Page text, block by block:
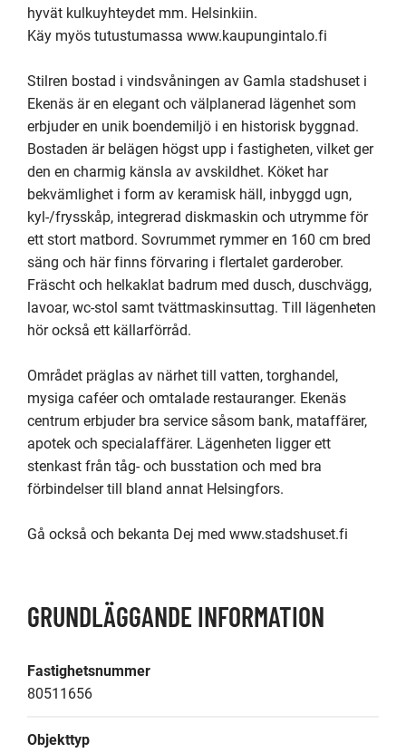
hyvät kulkuyhteydet mm. Helsinkiin.
Käy myös tutustumassa www.kaupungintalo.fi
Stilren bostad i vindsvåningen av Gamla stadshuset i
Ekenäs är en elegant och välplanerad lägenhet som
erbjuder en unik boendemiljö i en historisk byggnad.
Bostaden är belägen högst upp i fastigheten, vilket ger
den en charmig känsla av avskildhet. Köket har
bekvämlighet i form av keramisk häll, inbyggd ugn,
kyl-/frysskåp, integrerad diskmaskin och utrymme för
ett stort matbord. Sovrummet rymmer en 160 cm bred
säng och här finns förvaring i flertalet garderober.
Fräscht och helkaklat badrum med dusch, duschvägg,
lavoar, wc-stol samt tvättmaskinsuttag. Till lägenheten
hör också ett källarförråd.
Området präglas av närhet till vatten, torghandel,
mysiga caféer och omtalade restauranger. Ekenäs
centrum erbjuder bra service såsom bank, mataffärer,
apotek och specialaffärer. Lägenheten ligger ett
stenkast från tåg- och busstation och med bra
förbindelser till bland annat Helsingfors.
Gå också och bekanta Dej med www.stadshuset.fi
GRUNDLÄGGANDE INFORMATION
Fastighetsnummer
80511656
Objekttyp